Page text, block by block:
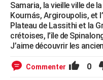
Samaria, la vieille ville de
Kournás, Argiroupolis, et
Plateau de Lassithi et la
crétoises, l’île de
J’aime découvrir les
Commenter 0